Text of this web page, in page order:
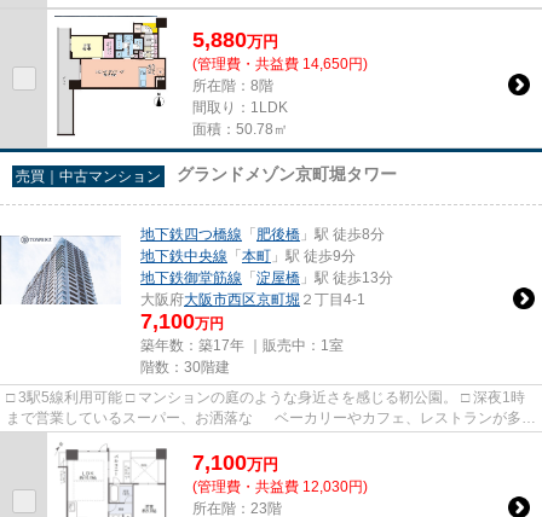
5,880万円
(管理費・共益費 14,650円)
所在階：8階
間取り：1LDK
面積：50.78㎡
売買｜中古マンション グランドメゾン京町堀タワー
地下鉄四つ橋線 「 肥後橋 」駅 徒歩8分
地下鉄中央線 「 本町 」駅 徒歩9分
地下鉄御堂筋線 「 淀屋橋 」駅 徒歩13分
大阪府大阪市西区京町堀 ２丁目4-1
7,100万円
築年数：築17年 ｜販売中： 1室
階数：30階建
□ 3駅5線利用可能 □ マンションの庭のような身近さを感じる靭公園。 □ 深夜1時
まで営業しているスーパー、お洒落な ベーカリーやカフェ、レストランが多数
7,100万円
(管理費・共益費 12,030円)
所在階：23階